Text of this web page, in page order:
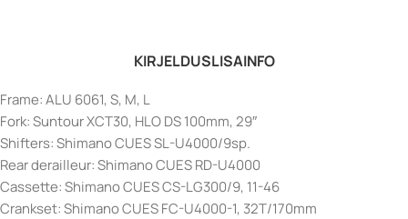
KIRJELDUSLISAINFO
Frame: ALU 6061, S, M, L
Fork: Suntour XCT30, HLO DS 100mm, 29″
Shifters: Shimano CUES SL-U4000/9sp.
Rear derailleur: Shimano CUES RD-U4000
Cassette: Shimano CUES CS-LG300/9, 11-46
Crankset: Shimano CUES FC-U4000-1, 32T/170mm